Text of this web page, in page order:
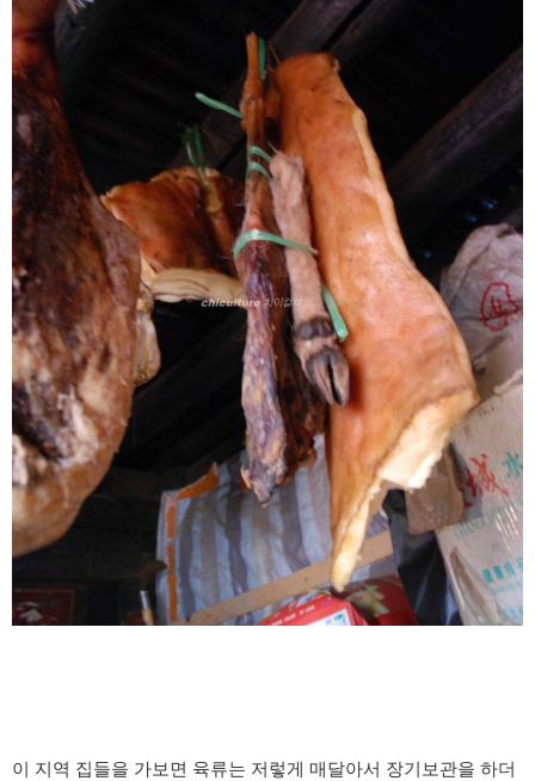
이 지역 집들을 가보면 육류는 저렇게 매달아서 장기보관을 하더